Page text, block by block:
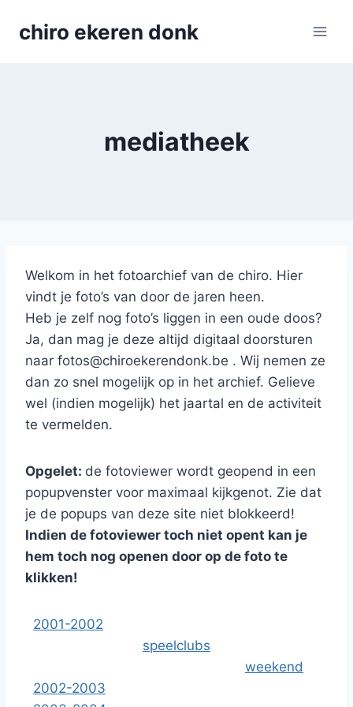
chiro ekeren donk
mediatheek
Welkom in het fotoarchief van de chiro. Hier
vindt je foto’s van door de jaren heen.
Heb je zelf nog foto’s liggen in een oude doos?
Ja, dan mag je deze altijd digitaal doorsturen
naar fotos@chiroekerendonk.be . Wij nemen ze
dan zo snel mogelijk op in het archief. Gelieve
wel (indien mogelijk) het jaartal en de activiteit
te vermelden.
Opgelet: de fotoviewer wordt geopend in een
popupvenster voor maximaal kijkgenot. Zie dat
je de popups van deze site niet blokkeerd!
Indien de fotoviewer toch niet opent kan je
hem toch nog openen door op de foto te
klikken!
2001-2002
speelclubs
weekend
2002-2003